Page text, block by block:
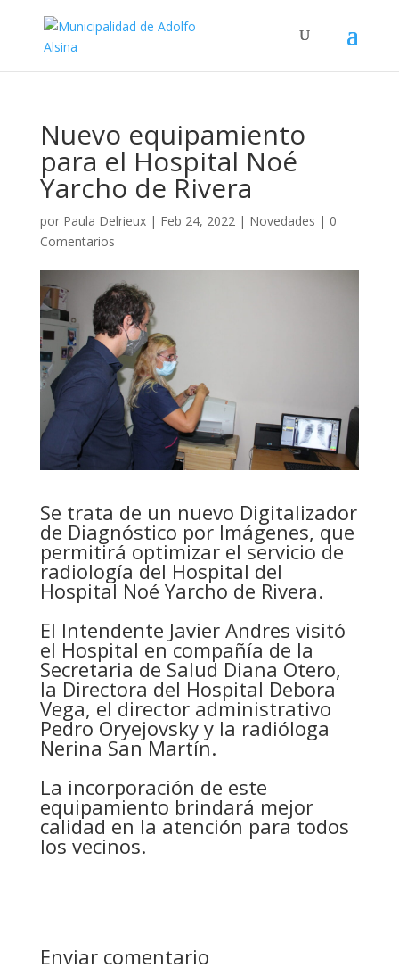
Nuevo equipamiento
para el Hospital Noé
Yarcho de Rivera
por Paula Delrieux| Feb 24, 2022| Novedades | 0
Comentarios
Se trata de un nuevo Digitalizador
de Diagnóstico por Imágenes, que
permitirá optimizar el servicio de
radiología del Hospital del
Hospital Noé Yarcho de Rivera.
El Intendente Javier Andres visitó
el Hospital en compañía de la
Secretaria de Salud Diana Otero,
la Directora del Hospital Debora
Vega, el director administrativo
Pedro Oryejovsky y la radióloga
Nerina San Martín.
La incorporación de este
equipamiento brindará mejor
calidad en la atención para todos
los vecinos.
Enviar comentario